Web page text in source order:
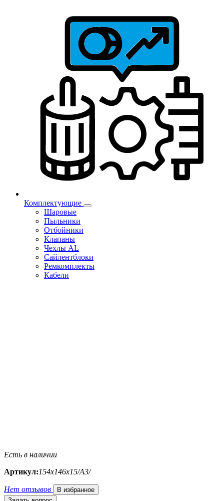
Комплектующие
Шаровые
Пыльники
Отбойники
Клапаны
Чехлы AL
Сайлентблоки
Ремкомплекты
Кабели
Есть в наличии
Артикул:154х146х15/A3/
Нет отзывов
В избранное